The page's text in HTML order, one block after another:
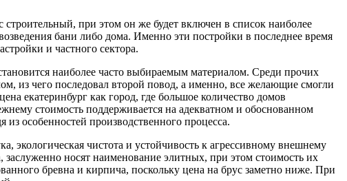
при этом он же будет включен в список наиболее
бани либо дома. Именно эти постройки в последнее время
и частного сектора.
наиболее часто выбираемым материалом. Среди прочих
из чего последовал второй повод, а именно, все желающие смогли
екатеринбург как город, где большое количество домов
стоимость поддерживается на адекватном и обоснованном
особенностей производственного процесса.
экологическая чистота и устойчивость к агрессивному внешнему
носят наименование элитных, при этом стоимость их
бревна и кирпича, поскольку цена на брус заметно ниже. При